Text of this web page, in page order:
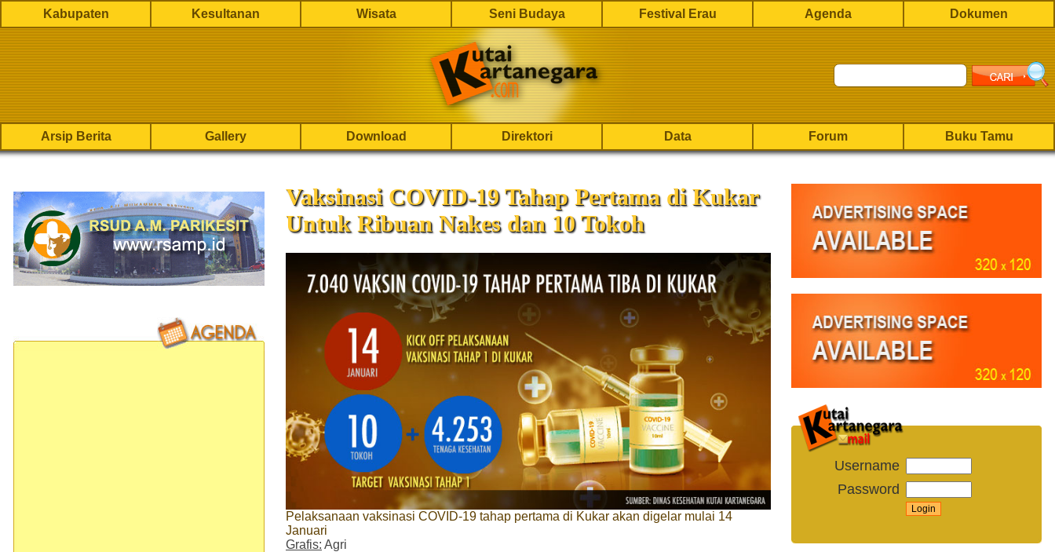
Kabupaten Kesultanan Wisata Seni Budaya Festival Erau Agenda Dokumen
Arsip Berita Gallery Download Direktori Data Forum Buku Tamu
Vaksinasi COVID-19 Tahap Pertama di Kukar
Untuk Ribuan Nakes dan 10 Tokoh
Pelaksanaan vaksinasi COVID-19 tahap pertama di Kukar akan digelar mulai 14
Januari
Grafis: Agri
Username
Password